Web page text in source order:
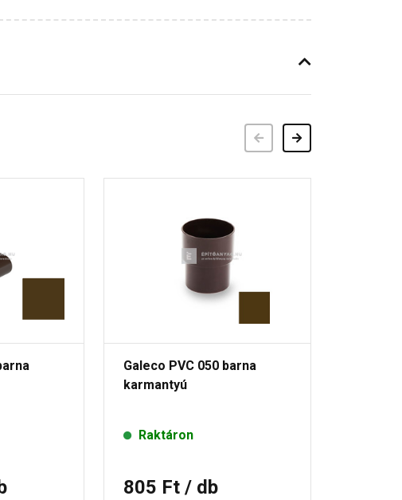
Előző Következő
Galeco PVC 050 barna
karmantyú
Raktáron
805 Ft / db